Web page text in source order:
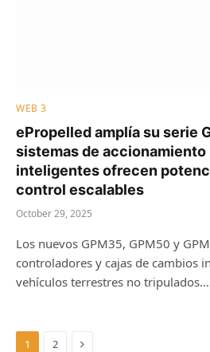
WEB 3
ePropelled amplía su serie
sistemas de
inteligentes ofrecen
control escalables
October 29, 2025
Los nuevos GPM35, GPM50 y
controladores y cajas de cambios
vehículos terrestres no tripulados…
1 2 Next